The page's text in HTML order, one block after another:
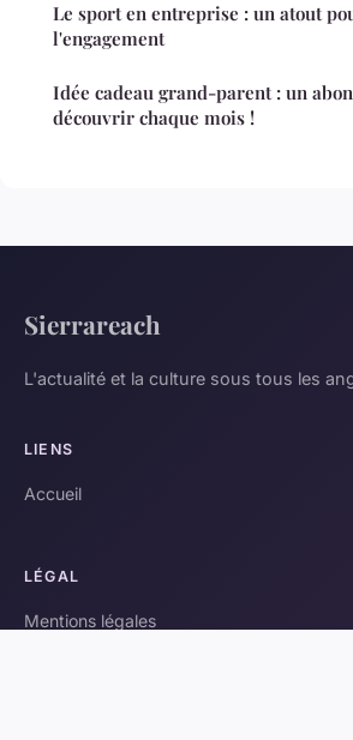
Le sport en entreprise : un atout
l'engagement
Idée cadeau grand-parent : un
découvrir chaque mois !
Sierrareach
L'actualité et la culture sous tous les
LIENS
Accueil
LÉGAL
Mentions légales